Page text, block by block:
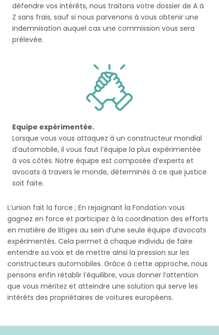
défendre vos intérêts, nous traitons votre dossier de A à
Z sans frais, sauf si nous parvenons à vous obtenir une
indemnisation auquel cas une commission vous sera
prélevée.
Equipe expérimentée.
Lorsque vous vous attaquez à un constructeur mondial
d’automobile, il vous faut l’équipe la plus expérimentée
à vos côtés. Notre équipe est composée d’experts et
avocats à travers le monde, déterminés à ce que justice
soit faite.
L’union fait la force ; En rejoignant la Fondation vous
gagnez en force et participez à la coordination des efforts
en matière de litiges au sein d’une seule équipe d’avocats
expérimentés. Cela permet à chaque individu de faire
entendre sa voix et de mettre ainsi la pression sur les
constructeurs automobiles. Grâce à cette approche, nous
pensons enfin rétablir l’équilibre, vous donner l’attention
que vous méritez et atteindre une solution qui serve les
intérêts des propriétaires de voitures européens.